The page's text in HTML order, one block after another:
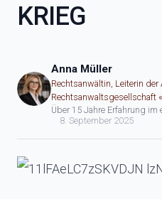
KRIEG
Anna Müller
Rechtsanwältin, Leiterin
Rechtsanwaltsgesellschaft
Über 15 Jahre Erfahrung im
8. September 2025